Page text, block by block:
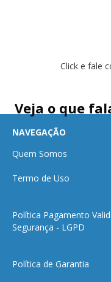
Click e fale
Veja o que
NAVEGAÇÃO
Quem Somos
Termo de Uso
Política Pagamento
Segurança - LGPD
Política de Garantia